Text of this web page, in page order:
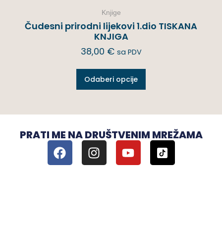
Knjige
Čudesni prirodni lijekovi 1.dio TISKANA
KNJIGA
38,00 € sa PDV
Odaberi opcije
PRATI ME NA DRUŠTVENIM MREŽAMA